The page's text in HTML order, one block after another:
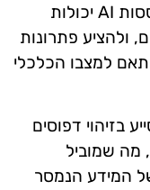
מהיר ומדויק. לדוגמה, מערכות מבוססות AI יכולות
ולהציע פתרונות
למצבו הכלכלי
בזיהוי דפוסים
מה שמוביל
המידע הנמסר